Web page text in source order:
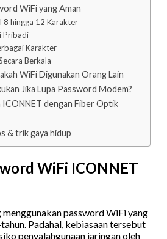
WiFi yang Aman
8 hingga 12 Karakter
Pribadi
Karakter
Berkala
WiFi Digunakan Orang Lain
Jika Lupa Password Modem?
ICONNET dengan Fiber Optik
& trik gaya hidup
WiFi ICONNET
menggunakan password WiFi yang
Padahal, kebiasaan tersebut
penyalahgunaan jaringan oleh